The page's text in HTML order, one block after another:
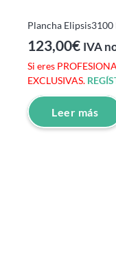
Plancha
123,00€ IVA
Si eres
EXCLUSIVAS.
Leer más